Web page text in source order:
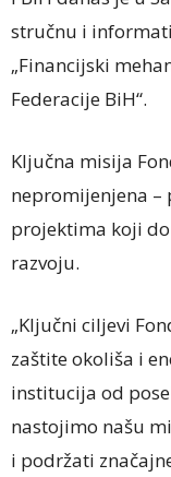
stručnu i
„Financijski
Federacije BiH“.
Ključna misija
nepromijenjena
projektima koji
razvoju.
„Ključni ciljevi
zaštite okoliša i
institucija od
nastojimo našu
i podržati